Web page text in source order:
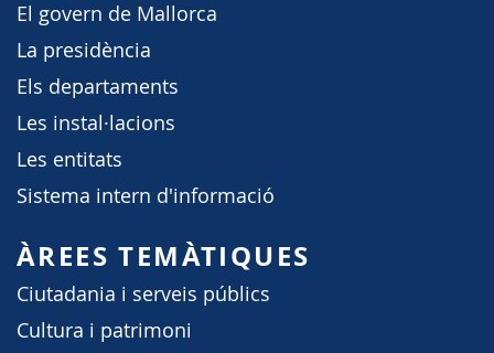
El govern de Mallorca
La presidència
Els departaments
Les instal·lacions
Les entitats
Sistema intern d'informació
ÀREES TEMÀTIQUES
Ciutadania i serveis públics
Cultura i patrimoni